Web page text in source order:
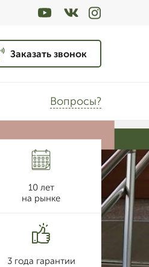
Заказать звонок
Вопросы?
10 лет
на рынке
3 года гарантии